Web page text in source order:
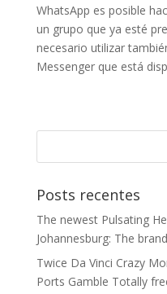
WhatsApp es posible
un grupo que ya esté
necesario utilizar
Messenger que está
Posts recentes
The newest Pulsating
Johannesburg: The
Twice Da Vinci Crazy
Ports Gamble Totally